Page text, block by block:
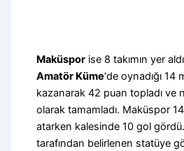
Maküspor ise 8 takımın yer
Amatör Küme‘de oynadığı 14
kazanarak 42 puan topladı ve
olarak tamamladı. Maküspor
atarken kalesinde 10 gol
tarafından belirlenen statüye